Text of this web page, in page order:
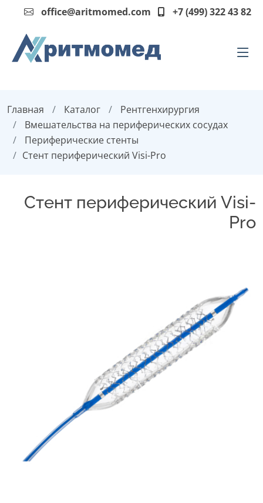
office@aritmomed.com +7 (499) 322 43 82
Главная Каталог
Рентгенхирургия
Вмешательства на периферических сосудах
Периферические стенты
Стент периферический Visi-Pro
Стент периферический Visi-
Pro